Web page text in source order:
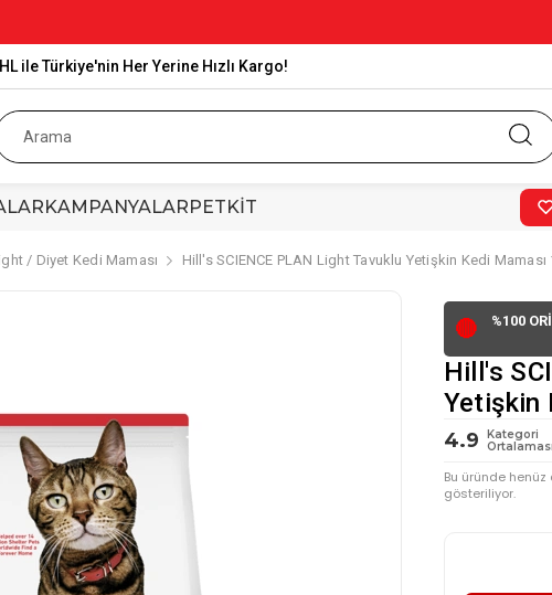
ile Türkiye'nin Her Yerine Hızlı Kargo!
KAMPANYALARPETKİT
/ Diyet Kedi Maması Hill's SCIENCE PLAN Light Tavuklu Yetişkin Kedi Maması
🔴
%100
Hill's
Yetişkin
4.9
Kategori
Ortalaması
Bu üründe
gösteriliyor.